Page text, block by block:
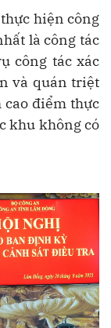
hiện công
là công tác
công tác xác
và quán triệt
điểm thực
khu không có